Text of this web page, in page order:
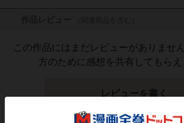
この作品にはまだレビューがありませ
方のために感想を共有してもらえ
レビューを書く